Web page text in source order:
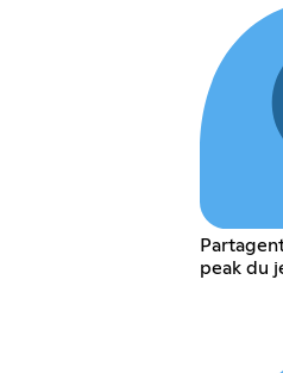
peak du